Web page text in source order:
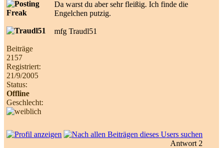
Beiträge
2157
Registriert:
21/9/2005
Status:
Offline
Geschlecht:
Da warst du aber sehr fleißig. Ich finde die
Engelchen putzig.
mfg Traudl51
Antwort 2